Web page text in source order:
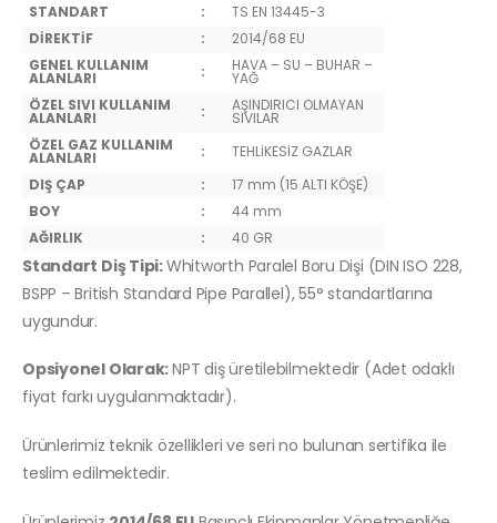
STANDART
:
TS EN 13445-3
DİREKTİF
:
2014/68 EU
GENEL KULLANIM
ALANLARI : HAVA – SU – BUHAR –
YAĞ
ÖZEL SIVI KULLANIM
ALANLARI : AŞINDIRICI OLMAYAN
SIVILAR
ÖZEL GAZ KULLANIM
ALANLARI :
TEHLİKESİZ GAZLAR
DIŞ ÇAP
:
17 mm (15 ALTI KÖŞE)
BOY
:
44 mm
AĞIRLIK
: 40 GR
Standart Diş Tipi:Whitworth Paralel Boru Dişi (DIN ISO 228,
BSPP – British Standard Pipe Parallel), 55° standartlarına
uygundur.
Opsiyonel Olarak:NPT diş üretilebilmektedir (Adet odaklı
fiyat farkı uygulanmaktadır).
Ürünlerimiz teknik özellikleri ve seri no bulunan sertifika ile
teslim edilmektedir.